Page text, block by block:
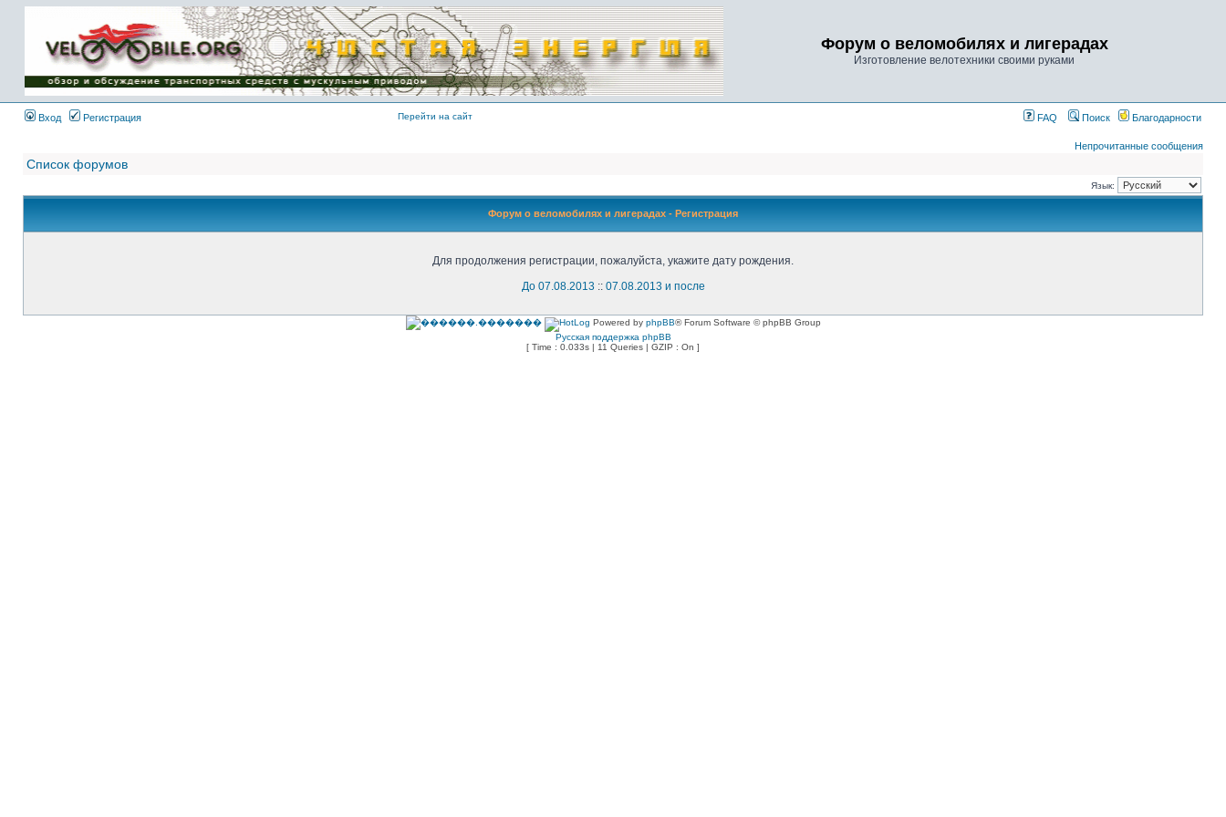
Имя пользователя:
Пароль:
{ LOG_ME_IN_SHORT
}
Форум о веломобилях и лигерадах
Изготовление велотехники своими руками
Вход Регистрация Перейти на сайт FAQ Поиск Благодарности
Непрочитанные сообщения
Список форумов
Язык:
Форум о веломобилях и лигерадах - Регистрация
Для продолжения регистрации, пожалуйста, укажите дату рождения.
До 07.08.2013 :: 07.08.2013 и после
Powered by phpBB® Forum Software © phpBB Group
Русская поддержка phpBB
[ Time : 0.033s | 11 Queries | GZIP : On ]